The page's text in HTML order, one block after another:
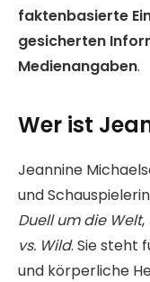
faktenbasierte
gesicherten
Medienangaben.
Wer ist
Jeannine
und
Duell um die Welt,
vs. Wild. Sie steht
und körperliche